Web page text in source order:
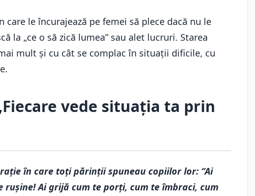
le încurajează pe femei să plece dacă nu le
la „ce o să zică lumea” sau alet lucruri. Starea
mult și cu cât se complac în situații dificile, cu
vede situația ta prin
în care toți părinții spuneau copiilor lor: “Ai
rușine! Ai grijă cum te porți, cum te îmbraci, cum